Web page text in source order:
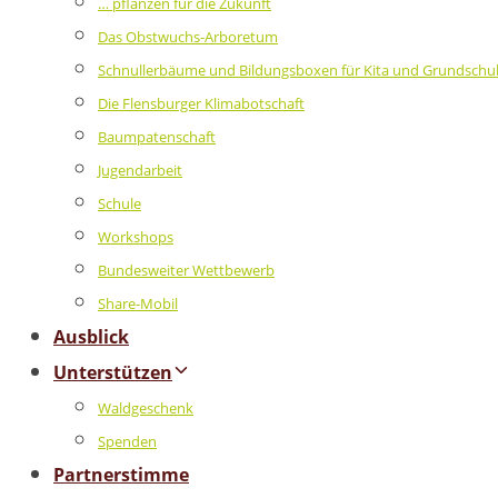
Das Obstwuchs-Arboretum
Schnullerbäume und Bildungsboxen für Kita und
Die Flensburger Klimabotschaft
Baumpatenschaft
Jugendarbeit
Schule
Workshops
Bundesweiter Wettbewerb
Share-Mobil
Ausblick
Unterstützen
Waldgeschenk
Spenden
Partnerstimme